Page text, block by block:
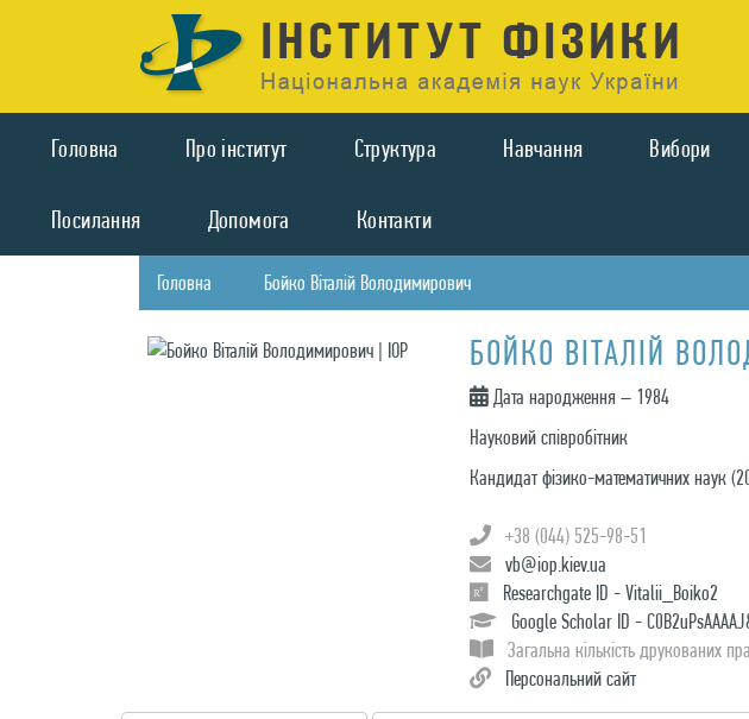
Головна Про iнститут Структура Навчання Вибори
Посилання Допомога Контакти
Головна Бойко Віталій Володимирович
БОЙКО ВІТАЛІЙ
Дата народження – 1984
Науковий співробітник
Кандидат фізико-математичних наук
+38 (044) 525-98-51
vb@iop.kiev.ua
Researchgate ID - Vitalii_Boiko2
Google Scholar ID -
Загальна кількість друкованих
Персональний сайт